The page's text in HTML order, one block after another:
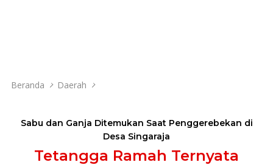
Beranda Daerah
Sabu dan Ganja Ditemukan Saat Penggerebekan di
Desa Singaraja
Tetangga Ramah Ternyata